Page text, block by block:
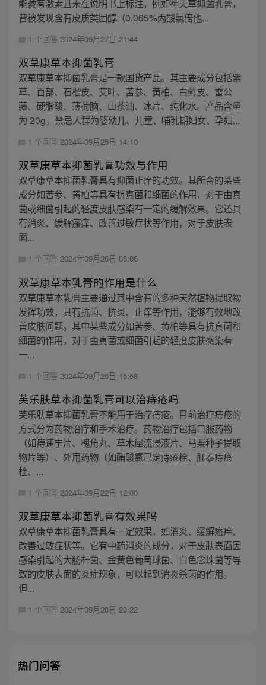
能藏有激素且未在说明书上标注。例如神夫草抑菌乳膏，
曾被发现含有皮质类固醇（0.065%丙酸氯倍他...
1 个回答 2024年09月27日 21:44
双草康草本抑菌乳膏
双草康草本抑菌乳膏是一款国货产品。其主要成分包括紫
草、百部、石榴皮、艾叶、苦参、黄柏、白藓皮、雷公
藤、硬脂酸、薄荷脑、山茶油、冰片、纯化水。产品含量
为 20g，禁忌人群为婴幼儿、儿童、哺乳期妇女、孕妇...
1 个回答 2024年09月26日 14:10
双草康草本抑菌乳膏功效与作用
双草康草本抑菌乳膏具有抑菌止痒的功效。其所含的某些
成分如苦参、黄柏等具有抗真菌和细菌的作用，对于由真
菌或细菌引起的轻度皮肤感染有一定的缓解效果。它还具
有消炎、缓解瘙痒、改善过敏症状等作用，对于皮肤表
面...
1 个回答 2024年09月26日 05:06
双草康草本乳膏的作用是什么
双草康草本乳膏主要通过其中含有的多种天然植物提取物
发挥功效，具有抗菌、抗炎、止痒等作用，能够有效地改
善皮肤问题。其中某些成分如苦参、黄柏等具有抗真菌和
细菌的作用，对于由真菌或细菌引起的轻度皮肤感染有
一...
1 个回答 2024年09月25日 15:58
芙乐肤草本抑菌乳膏可以治痔疮吗
芙乐肤草本抑菌乳膏不能用于治疗痔疮。目前治疗痔疮的
方式分为药物治疗和手术治疗。药物治疗包括口服药物
（如痔速宁片、槐角丸、草木犀流浸液片、马栗种子提取
物片等）、外用药物（如醋酸氯己定痔疮栓、肛泰痔疮
栓、...
1 个回答 2024年09月22日 12:00
双草康草本抑菌乳膏有效果吗
双草康草本抑菌乳膏具有一定效果，如消炎、缓解瘙痒、
改善过敏症状等。它有中药消炎的成分，对于皮肤表面因
感染引起的大肠杆菌、金黄色葡萄球菌、白色念珠菌等导
致的皮肤表面的炎症现象，可以起到消炎杀菌的作用。
但...
1 个回答 2024年09月20日 23:22
热门问答